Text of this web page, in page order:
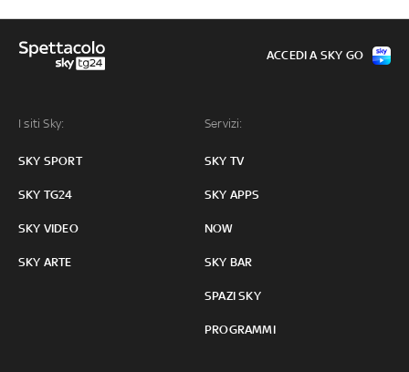
I siti Sky:
SKY SPORT
SKY TG24
SKY VIDEO
SKY ARTE
Servizi:
SKY TV
SKY APPS
NOW
SKY BAR
SPAZI SKY
PROGRAMMI
ACCEDI A SKY GO